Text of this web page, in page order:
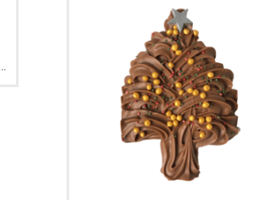
KERSTBOOM HOLFIGUUR
van zachtromige melk of pure
chocolade, gedecoreerd met crispy
pearls en musketzaad. Een stijlvol en
verrassend geschenk voor de
feestdagen.